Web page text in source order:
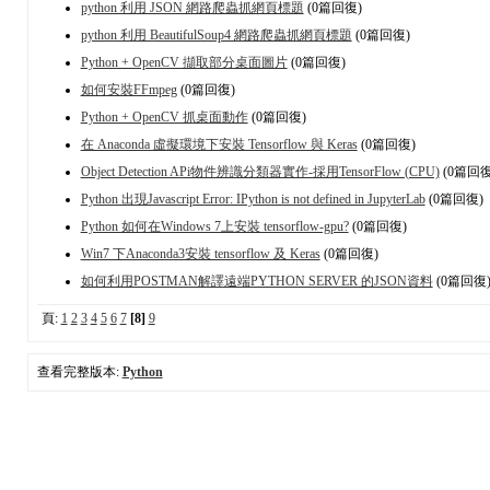
python 利用 JSON 網路爬蟲抓網頁標題 (0篇回復)
python 利用 BeautifulSoup4 網路爬蟲抓網頁標題 (0篇回復)
Python + OpenCV 擷取部分桌面圖片(0篇回復)
如何安裝FFmpeg(0篇回復)
Python + OpenCV 抓桌面動作(0篇回復)
在 Anaconda 虛擬環境下安裝 Tensorflow 與 Keras(0篇回復)
Object Detection APi物件辨識分類器實作-採用TensorFlow (CPU)(0篇回
Python 出現Javascript Error: IPython is not defined in JupyterLab(0篇回復)
Python 如何在Windows 7上安裝 tensorflow-gpu?(0篇回復)
Win7 下Anaconda3安裝 tensorflow 及 Keras(0篇回復)
如何利用POSTMAN解譯遠端PYTHON SERVER 的JSON資料(0篇回復)
頁: 1 2 3 4 5 6 7 [8] 9
查看完整版本: Python